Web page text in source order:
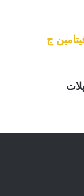
ج